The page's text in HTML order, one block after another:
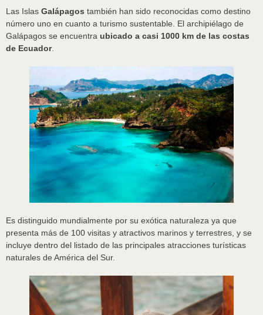
Las Islas Galápagos también han sido reconocidas como destino
número uno en cuanto a turismo sustentable. El archipiélago de
Galápagos se encuentra ubicado a casi 1000 km de las costas
de Ecuador.
Es distinguido mundialmente por su exótica naturaleza ya que
presenta más de 100 visitas y atractivos marinos y terrestres, y se
incluye dentro del listado de las principales atracciones turísticas
naturales de América del Sur.